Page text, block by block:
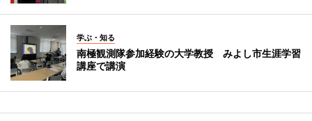
学ぶ・知る
南極観測隊参加経験の大学教授 みよし市生涯学習
講座で講演